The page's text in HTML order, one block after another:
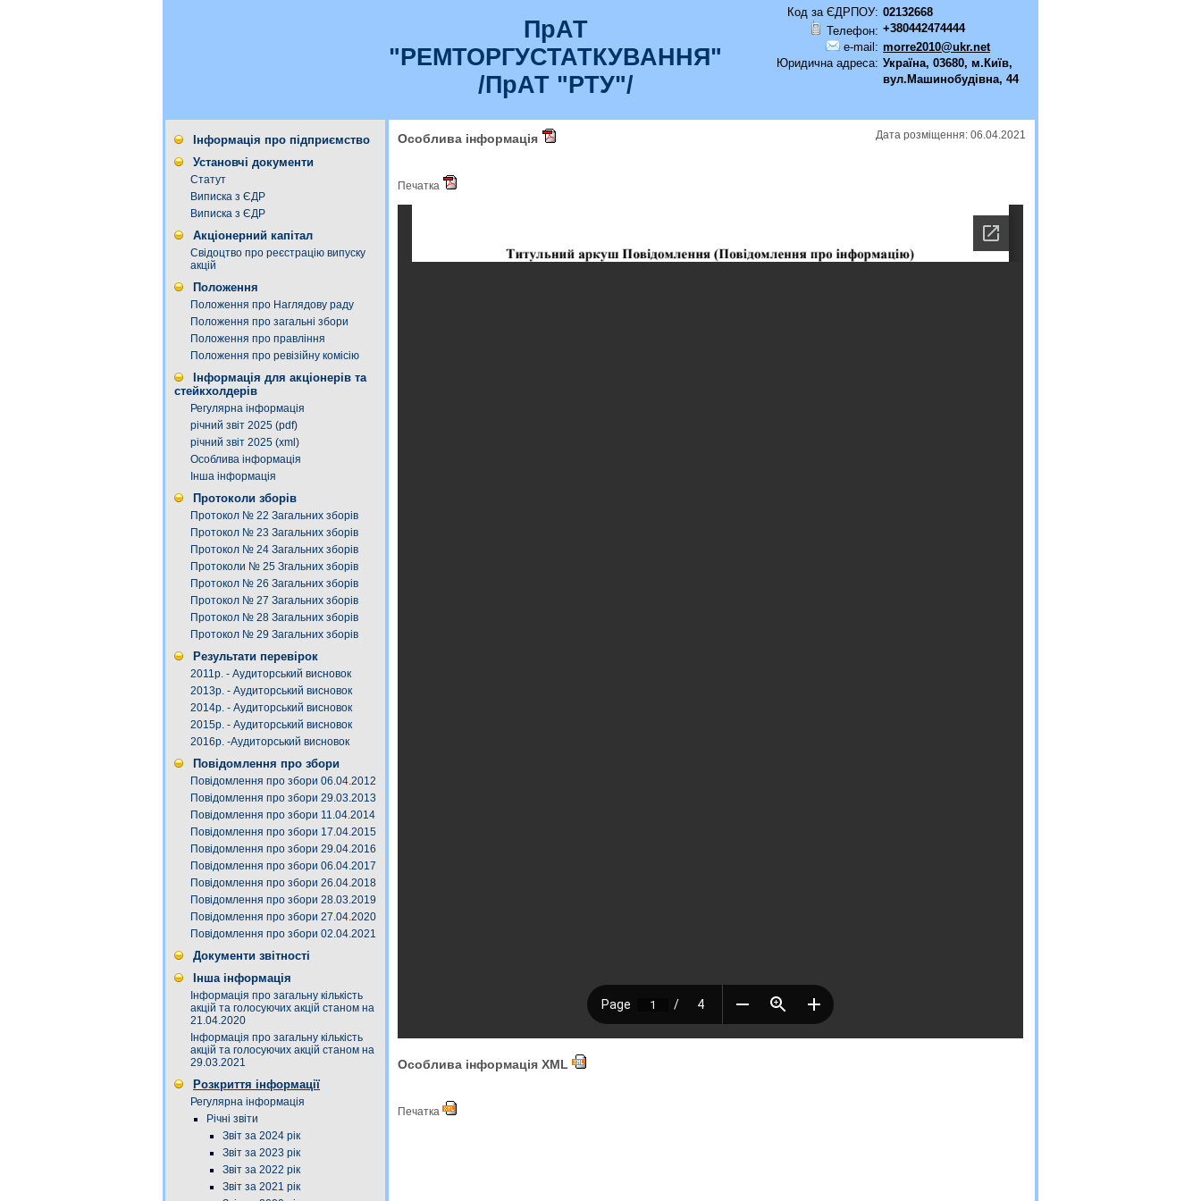
ПрАТ
"РЕМТОРГУСТАТКУВАННЯ"
/ПрАТ "РТУ"/
Код за ЄДРПОУ: 02132668
Телефон: +380442474444
e-mail: morre2010@ukr.net
Юридична адреса: Україна, 03680, м.Київ,
вул.Машинобудівна, 44
Інформація про підприємство
Установчі документи
Статут
Виписка з ЄДР
Виписка з ЄДР
Акціонерний капітал
Свідоцтво про реєстрацію випуску
акцій
Положення
Положення про Наглядову раду
Положення про загальні збори
Положення про правління
Положення про ревізійну комісію
Інформація для акціонерів та
стейкхолдерів
Регулярна інформація
річний звіт 2025 (pdf)
річний звіт 2025 (xml)
Особлива інформація
Інша інформація
Протоколи зборів
Протокол № 22 Загальних зборів
Протокол № 23 Загальних зборів
Протокол № 24 Загальних зборів
Протоколи № 25 Згальних зборів
Протокол № 26 Загальних зборів
Протокол № 27 Загальних зборів
Протокол № 28 Загальних зборів
Протокол № 29 Загальних зборів
Результати перевірок
2011р. - Аудиторський висновок
2013р. - Аудиторський висновок
2014р. - Аудиторський висновок
2015р. - Аудиторський висновок
2016р. -Аудиторський висновок
Повідомлення про збори
Повідомлення про збори 06.04.2012
Повідомлення про збори 29.03.2013
Повідомлення про збори 11.04.2014
Повідомлення про збори 17.04.2015
Повідомлення про збори 29.04.2016
Повідомлення про збори 06.04.2017
Повідомлення про збори 26.04.2018
Повідомлення про збори 28.03.2019
Повідомлення про збори 27.04.2020
Повідомлення про збори 02.04.2021
Документи звітності
Інша інформація
Інформація про загальну кількість
акцій та голосуючих акцій станом на
21.04.2020
Інформація про загальну кількість
акцій та голосуючих акцій станом на
29.03.2021
Розкриття інформації
Регулярна інформація
Річні звіти
Звіт за 2024 рік
Звіт за 2023 рік
Звіт за 2022 рік
Звіт за 2021 рік
Дата розміщення: 06.04.2021
Особлива інформація
Печатка
Особлива інформація XML
Печатка